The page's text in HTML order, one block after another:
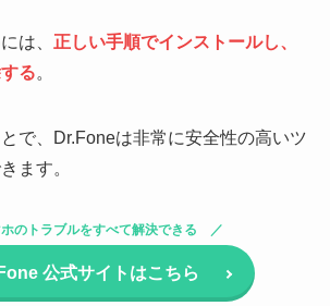
は、 正しい手順でインストールし、
る。
で、Dr.Foneは非常に安全性の高いツ
ます。
ホのトラブルをすべて解決できる
公式サイトはこちら